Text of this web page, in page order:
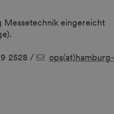
Messetechnik eingereicht
2528 /
ops(at)hamburg-